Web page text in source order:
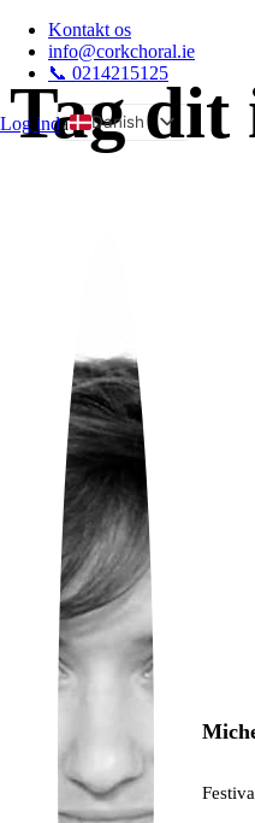
Kontakt os
info@corkchoral.ie
📞 0214215125
Log inda
Danish
English
Estonian
French
Hungarian
Polish
Portuguese
Ukrainian
Tag dit